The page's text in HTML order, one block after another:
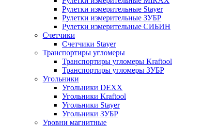
Рулетки измерительные Stayer
Рулетки измерительные ЗУБР
Рулетки измерительные СИБИН
Счетчики
Счетчики Stayer
Транспортиры угломеры
Транспортиры угломеры Kraftool
Транспортиры угломеры ЗУБР
Угольники
Угольники DEXX
Угольники Kraftool
Угольники Stayer
Угольники ЗУБР
Уровни магнитные